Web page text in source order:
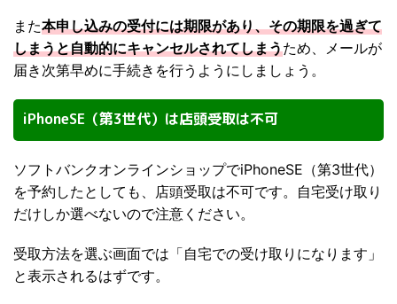
また本申し込みの受付には期限があり、その期限を過ぎて
しまうと自動的にキャンセルされてしまうため、メールが
届き次第早めに手続きを行うようにしましょう。
iPhoneSE（第3世代）は店頭受取は不可
ソフトバンクオンラインショップでiPhoneSE（第3世代）
を予約したとしても、店頭受取は不可です。自宅受け取り
だけしか選べないので注意ください。
受取方法を選ぶ画面では「自宅での受け取りになります」
と表示されるはずです。